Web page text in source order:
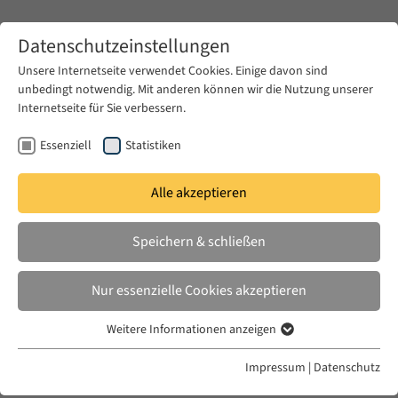
Zum Hauptinhalt springen
FR. 03 SEPT. 2021
Writing the Arab-Jew: Reflections
on Displacement and Middle
Eastern Diasporas
Datenschutzeinstellungen
Unsere Internetseite verwendet Cookies. Einige davon sind
unbedingt notwendig. Mit anderen können wir die Nutzung unserer
Internetseite für Sie verbessern.
Essenziell Statistiken
Alle akzeptieren
Speichern & schließen
Nur essenzielle Cookies akzeptieren
Essenzielle Cookies werden für grundlegende Funktionen der
Weitere Informationen anzeigen
Impressum | Datenschutz